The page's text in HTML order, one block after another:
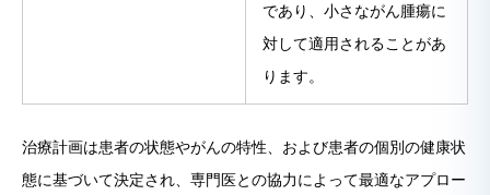
であり、小さながん腫瘍に
対して適用されることがあ
ります。
治療計画は患者の状態やがんの特性、および患者の個別の健康状
態に基づいて決定され、専門医との協力によって最適なアプロー